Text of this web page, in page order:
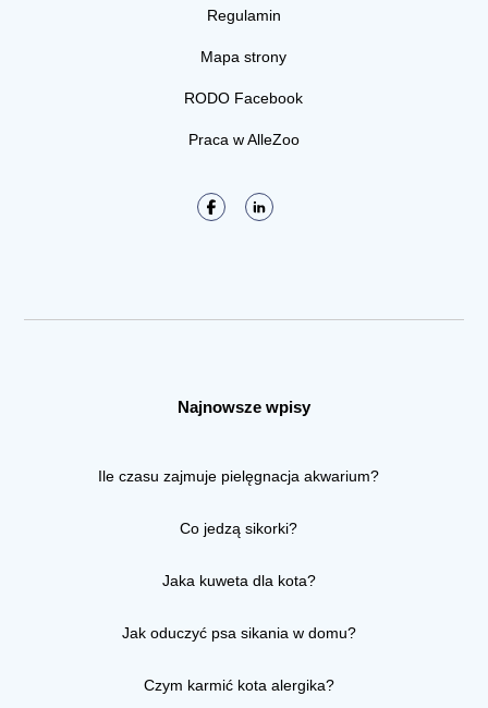
Regulamin
Mapa strony
RODO Facebook
Praca w AlleZoo
Najnowsze wpisy
Ile czasu zajmuje pielęgnacja akwarium?
Co jedzą sikorki?
Jaka kuweta dla kota?
Jak oduczyć psa sikania w domu?
Czym karmić kota alergika?